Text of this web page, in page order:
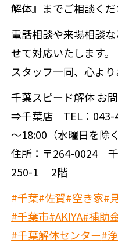
解体』までご相談くだ
電話相談や来場相談
せて対応いたします。
スタッフ一同、心より
千葉スピード解体 お
⇒千葉店 TEL：043-
～18:00（水曜日を除く
住所：〒264-0024
250-1 2階
#千葉#佐賀#空き家#
#千葉市#AKIYA#補助
#千葉解体センター#